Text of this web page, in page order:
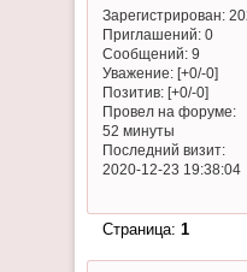
Зарегистрирован:
Приглашений:0
Сообщений:9
Уважение: [+0/-0]
Позитив: [+0/-0]
Провел на форуме:
52 минуты
Последний визит:
2020-12-23 19:38:04
Страница: 1